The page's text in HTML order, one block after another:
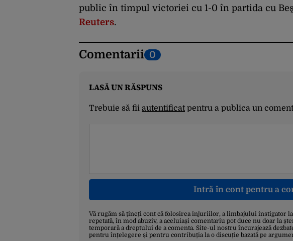
public în timpul victoriei cu 1-0 în partida cu
Reuters.
Comentarii 0
LASĂ UN RĂSPUNS
Trebuie să fii autentificatpentru a publica un
Intră în cont pentru a
Vă rugăm să țineți cont că folosirea injuriilor, a limbajului instigator
repetată, în mod abuziv, a aceluiași comentariu pot duce nu doar la
temporară a dreptului de a comenta. Site-ul nostru încurajează
pentru înțelegere și pentru contribuția la o discuție bazată pe